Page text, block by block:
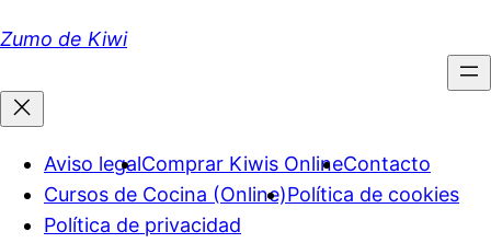
al
Zumo de Kiwi
Aviso legalComprar Kiwis OnlineContacto
Cursos de Cocina (Online)Política de cookies
Política de privacidad